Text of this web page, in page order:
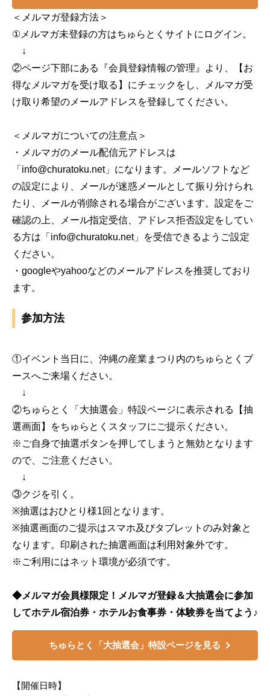
＜メルマガ登録方法＞
①メルマガ未登録の方はちゅらとくサイトにログイン。
↓
②ページ下部にある『会員登録情報の管理』より、【お
得なメルマガを受け取る】にチェックをし、メルマガ受
け取り希望のメールアドレスを登録してください。
＜メルマガについての注意点＞
・メルマガのメール配信元アドレスは
「info@churatoku.net」になります。メールソフトなど
の設定により、メールが迷惑メールとして振り分けられ
たり、メールが削除される場合がございます。設定をご
確認の上、メール指定受信、アドレス拒否設定をしてい
る方は「info@churatoku.net」を受信できるようご設定
ください。
・googleやyahooなどのメールアドレスを推奨しており
ます。
参加方法
①イベント当日に、沖縄の産業まつり内のちゅらとくブ
ースへご来場ください。
↓
②ちゅらとく「大抽選会」特設ページに表示される【抽
選画面】をちゅらとくスタッフにご提示ください。
※ご自身で抽選ボタンを押してしまうと無効となります
ので、ご注意ください。
↓
③クジを引く。
※抽選はおひとり様1回となります。
※抽選画面のご提示はスマホ及びタブレットのみ対象と
なります。印刷された抽選画面は利用対象外です。
※ご利用にはネット環境が必須です。
◆メルマガ会員様限定！メルマガ登録＆大抽選会に参加
してホテル宿泊券・ホテルお食事券・体験券を当てよう♪
ちゅらとく「大抽選会」特設ページを見る
【開催日時】